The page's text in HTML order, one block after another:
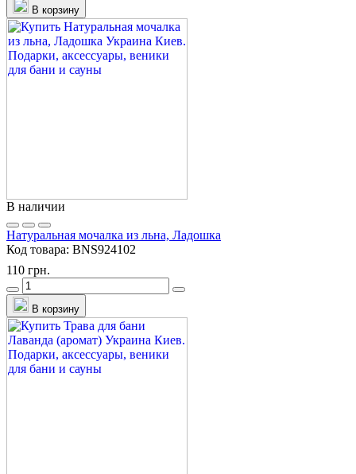
В корзину
В наличии
Натуральная мочалка из льна, Ладошка
Код товара: BNS924102
110 грн.
В корзину